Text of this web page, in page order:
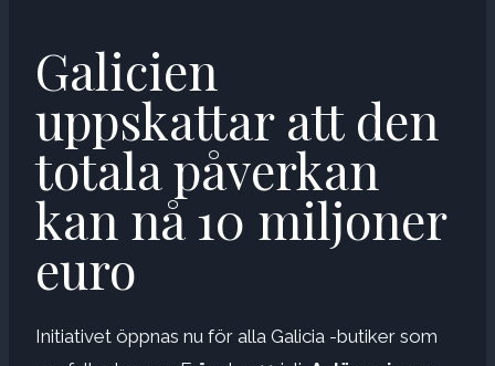
Galicien
uppskattar att den
totala påverkan
kan nå 10 miljoner
euro
Initiativet öppnas nu för alla Galicia -butiker som